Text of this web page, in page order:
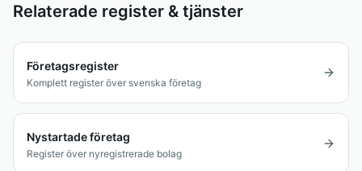
Relaterade register & tjänster
Företagsregister
Komplett register över svenska företag
Nystartade företag
Register över nyregistrerade bolag